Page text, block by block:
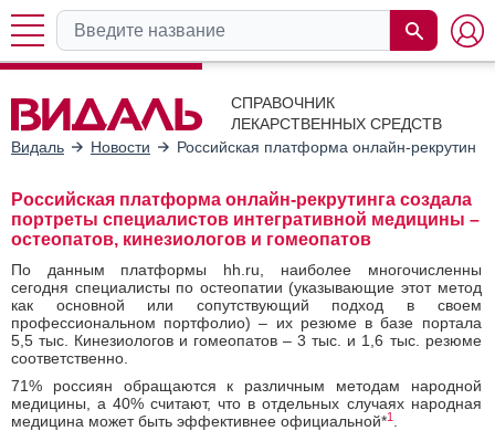
СПРАВОЧНИК
ЛЕКАРСТВЕННЫХ СРЕДСТВ
Видаль
Новости Российская платформа онлайн-
Российская платформа онлайн-рекрутинга создала
портреты специалистов интегративной медицины –
остеопатов, кинезиологов и гомеопатов
По данным платформы hh.ru, наиболее многочисленны
сегодня специалисты по остеопатии (указывающие этот метод
как основной или сопутствующий подход в своем
профессиональном портфолио) – их резюме в базе портала
5,5 тыс. Кинезиологов и гомеопатов – 3 тыс. и 1,6 тыс. резюме
соответственно.
71% россиян обращаются к различным методам народной
медицины, а 40% считают, что в отдельных случаях народная
медицина может быть эффективнее официальной*1